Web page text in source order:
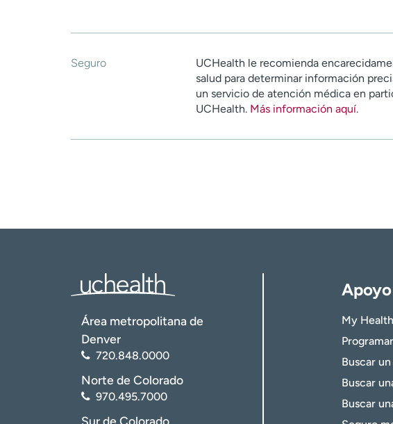
Seguro
UCHealth le recomienda
salud para determinar información
un servicio de atención médica en
UCHealth. Más información aquí.
Área metropolitana de
Denver
720.848.0000
Norte de Colorado
970.495.7000
My
Buscar
Buscar
Buscar